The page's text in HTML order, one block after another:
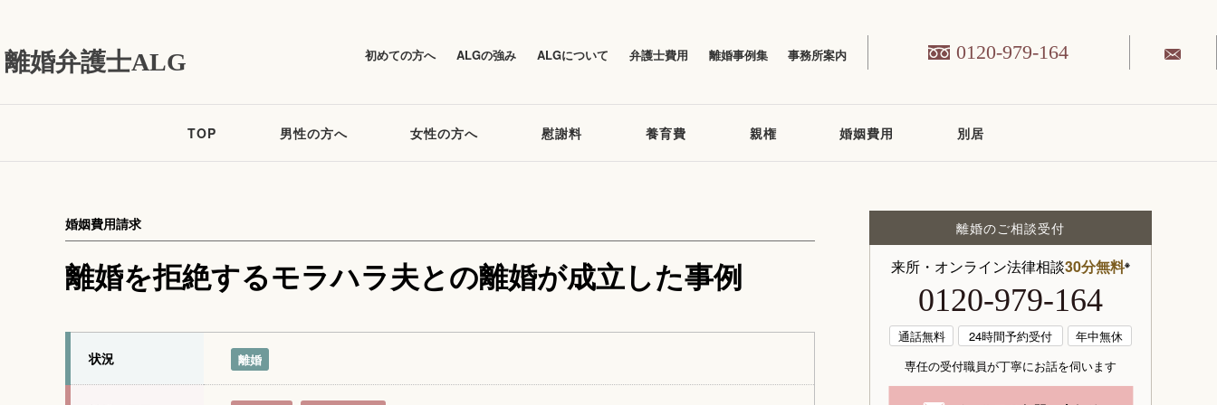
離婚弁護士ALG 初めての方へ ALGの強み ALGについて 弁護士費用 離婚事例集 事務所案内 0120-979-164
TOP 男性の方へ 女性の方へ 慰謝料 養育費 親権 婚姻費用 別居
離婚を拒絶するモラハラ夫との離婚が成立した事例
婚姻費用請求
状況 離婚
離婚のご相談受付
来所・オンライン法律相談30分無料※
0120-979-164
通話無料 24時間予約受付
年中無休
専任の受付職員が丁寧にお話を伺います